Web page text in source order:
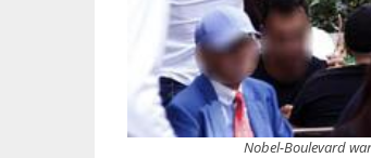
Nobel-Boulevard